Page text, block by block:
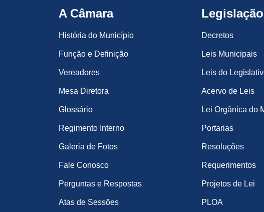
A Câmara
História do Município
Função e Definição
Vereadores
Mesa Diretora
Glossário
Regimento Interno
Galeria de Fotos
Fale Conosco
Perguntas e Respostas
Atas de Sessões
Legislação
Decretos
Leis Municipais
Leis do
Acervo de Leis
Lei Orgânica do
Portarias
Resoluções
Requerimentos
Projetos de Lei
PLOA